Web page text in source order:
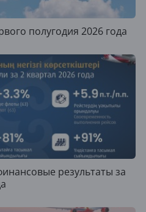
полугодия 2026 года
результаты за